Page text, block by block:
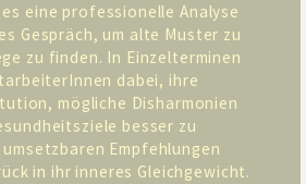
eine professionelle Analyse
Gespräch, um alte Muster zu
zu finden. In Einzelterminen
dabei, ihre
mögliche Disharmonien
besser zu
Empfehlungen
in ihr inneres Gleichgewicht.